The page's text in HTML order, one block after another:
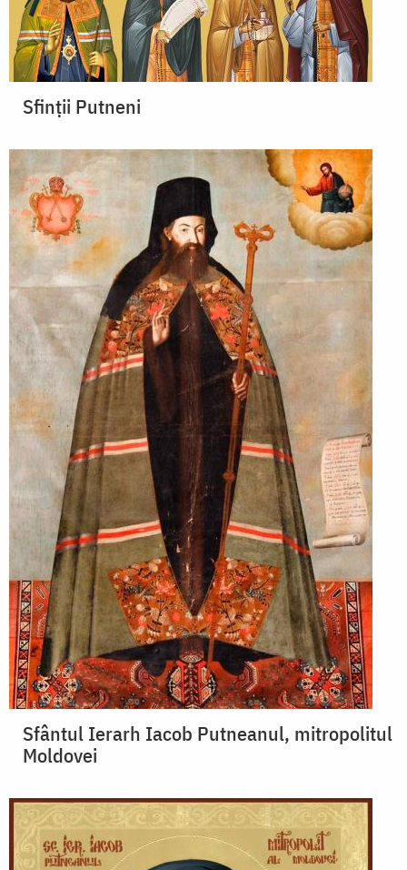
Sfinții Putneni
Sfântul Ierarh Iacob Putneanul, mitropolitul
Moldovei